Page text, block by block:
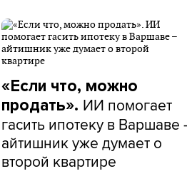
«Если что, можно
продать». ИИ помогает
гасить ипотеку в Варшаве
айтишник уже думает о
второй квартире